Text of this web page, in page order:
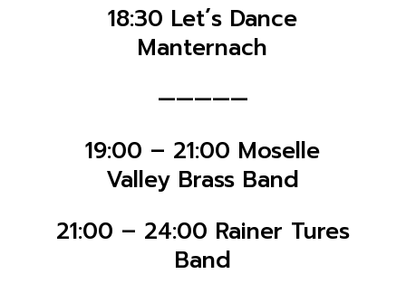
18:30 Let´s Dance
Manternach
—————
19:00 – 21:00 Moselle
Valley Brass Band
21:00 – 24:00 Rainer Tures
Band